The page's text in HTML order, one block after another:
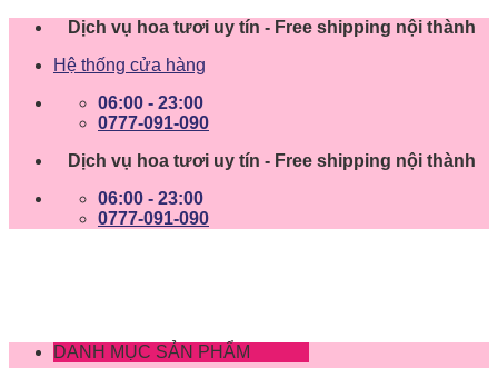
Skip
content
Dịch vụ hoa tươi uy tín - Free shipping nội thành
Hệ thống cửa hàng
06:00 - 23:00
0777-091-090
Dịch vụ hoa tươi uy tín - Free shipping nội thành
06:00 - 23:00
0777-091-090
DANH MỤC SẢN PHẨM